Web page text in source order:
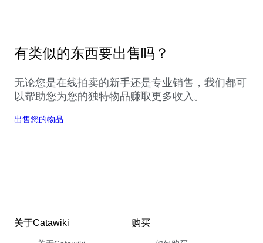
有类似的东西要出售吗？
无论您是在线拍卖的新手还是专业销售，我们都可
以帮助您为您的独特物品赚取更多收入。
出售您的物品
关于Catawiki 购买